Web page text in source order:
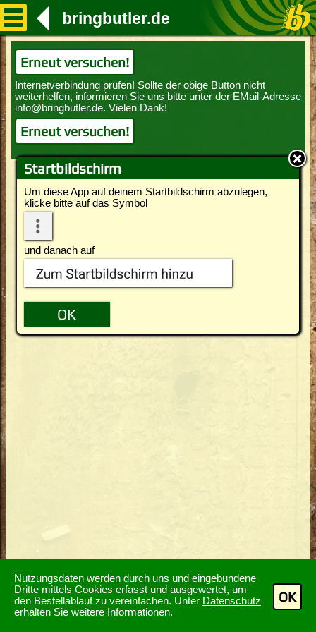
Nutzungsdaten werden durch uns und eingebundene
Dritte mittels Cookies erfasst und ausgewertet, um
den Bestellablauf zu vereinfachen. Unter Datenschutz
erhalten Sie weitere Informationen.
OK
Startbildschirm
Um diese App auf deinem Startbildschirm abzulegen,
klicke bitte auf das Symbol
und danach auf
bringbutler.de
Erneut versuchen!
Erneut versuchen!